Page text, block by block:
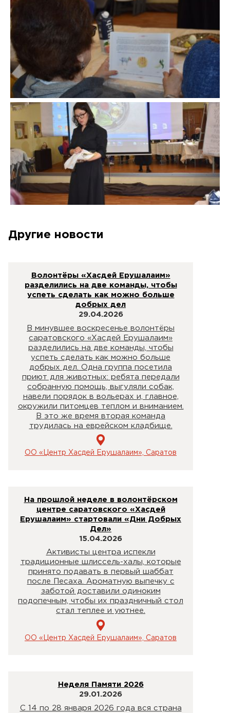
Другие новости
Волонтёры «Хасдей Ерушалаим»
разделились на две команды, чтобы
успеть сделать как можно больше
добрых дел
29.04.2026
В минувшее воскресенье волонтёры
саратовского «Хасдей Ерушалаим»
разделились на две команды, чтобы
успеть сделать как можно больше
добрых дел. Одна группа посетила
приют для животных: ребята передали
собранную помощь, выгуляли собак,
навели порядок в вольерах и, главное,
окружили питомцев теплом и вниманием.
В это же время вторая команда
трудилась на еврейском кладбище.
ОО «Центр Хасдей Ерушалаим», Саратов
На прошлой неделе в волонтёрском
центре саратовского «Хасдей
Ерушалаим» стартовали «Дни Добрых
Дел»
15.04.2026
Активисты центра испекли
традиционные шлиссель-халы, которые
принято подавать в первый шаббат
после Песаха. Ароматную выпечку с
заботой доставили одиноким
подопечным, чтобы их праздничный стол
стал теплее и уютнее.
ОО «Центр Хасдей Ерушалаим», Саратов
Неделя Памяти 2026
29.01.2026
С 14 по 28 января 2026 года вся страна